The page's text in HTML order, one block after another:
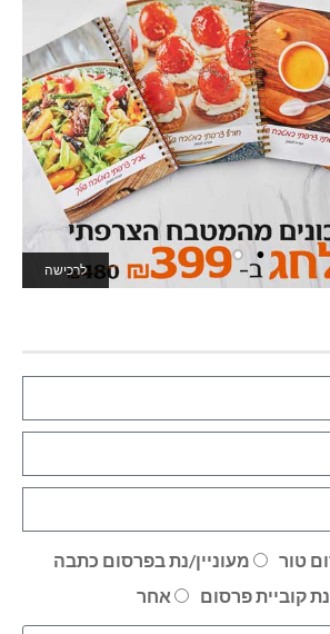
לרכישה
לאתר המשחקים
טור
מעוניין/נת בפרסום כתבה
קוביית פרסום
אחר